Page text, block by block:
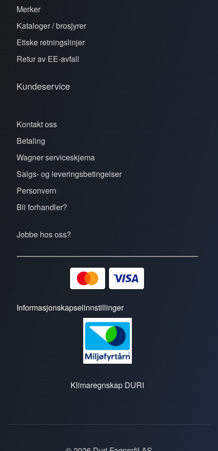
Merker
Kataloger / brosjyrer
Etiske retningslinjer
Retur av EE-avfall
Kundeservice
Kontakt oss
Betaling
Wagner serviceskjema
Salgs- og leveringsbetingelser
Personvern
Bli forhandler?
Jobbe hos oss?
Informasjonskapselinnstillinger
Klimaregnskap DURI